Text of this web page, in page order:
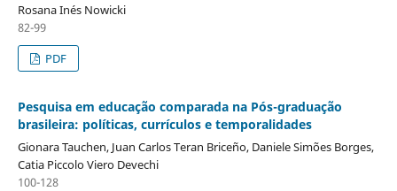
Rosana Inés Nowicki
82-99
PDF
Pesquisa em educação comparada na Pós-graduação
brasileira: políticas, currículos e temporalidades
Gionara Tauchen, Juan Carlos Teran Briceño, Daniele Simões Borges,
Catia Piccolo Viero Devechi
100-128